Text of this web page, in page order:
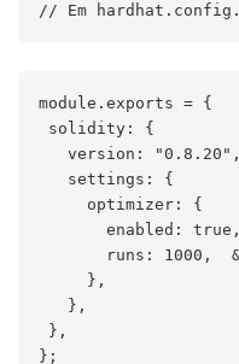
module.exports = {
solidity: {
   version: "0.8.20",
   settings: {
     optimizer: {
       enabled: true,
runs: 1000,
     },
   },
},